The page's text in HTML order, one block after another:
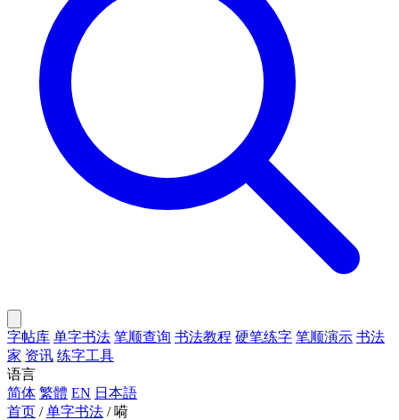
字帖库 单字书法 笔顺查询 书法教程 硬笔练字 笔顺演示 书法
家 资讯 练字工具
语言
简体 繁體 EN 日本語
首页 / 单字书法 / 嗬